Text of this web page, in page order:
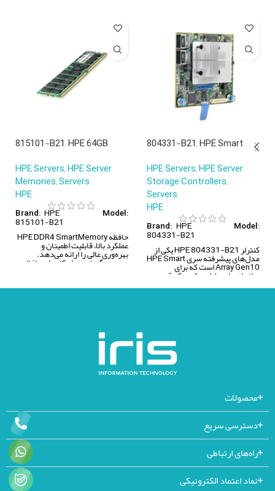
804331-B21, HPE Smart
SAS, 2GB Cache, RAID
0/1/5/6
HPE Servers,HPE Server
Storage Controllers,
Servers
HPE
Brand: HPE Model:
804331-B21
کنترلر HPE 804331-B21 یکی از
مدل‌های پیشرفته سری HPE Smart
Array Gen10 است که برای
سازمان‌هایی طراحی شده که قصد
دارند کارایی، امنیت و ظرفیت
ذخیره‌سازی سرورهای خود را ارتقا
815101-B21, HPE 64GB
2666V/4Rx4/Smart Kit
HPE Servers,HPE Server
Memories,Servers
HPE
Brand: HPE Model:
815101-B21
حافظه HPE DDR4 SmartMemory
عملکرد بالا، قابلیت اطمینان و
بهره‌وری عالی را ارائه می‌دهد.
مجموعه گسترده راهکارهای حافظه
بتوانید بارهای کاری رو‌به‌گسترش
محصولات
دسترسی سریع
راه‌های ارتباطی
نماد اعتماد الکترونیکی